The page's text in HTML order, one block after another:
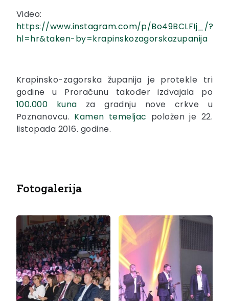
Video:
https://www.instagram.com/p/Bo49BCLFIj_/?
hl=hr&taken-by=krapinskozagorskazupanija
Krapinsko-zagorska županija je protekle tri
godine u Proračunu također izdvajala po
100.000 kuna za gradnju nove crkve u
Poznanovcu. Kamen temeljac položen je 22.
listopada 2016. godine.
Fotogalerija